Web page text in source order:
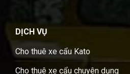
DỊCH VỤ
Cho thuê xe cẩu Kato
Cho thuê xe cẩu chuyên dụng